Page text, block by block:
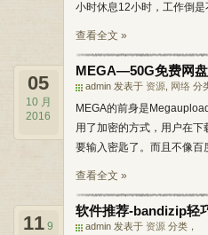
小时休息12小时，工作倒
查看全文 »
MEGA—50G免费网盘
admin 发表于 资源 网络 分
05
10 月
2016
MEGA的前身是
用了加密的方式，用户在
要输入密匙了。而且不像百
查看全文 »
软件推荐-bandizip轻
admin 发表于 资源 分类，
11 9